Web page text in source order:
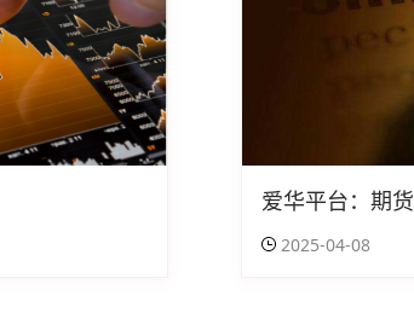
爱华平台：期
2025-04-08